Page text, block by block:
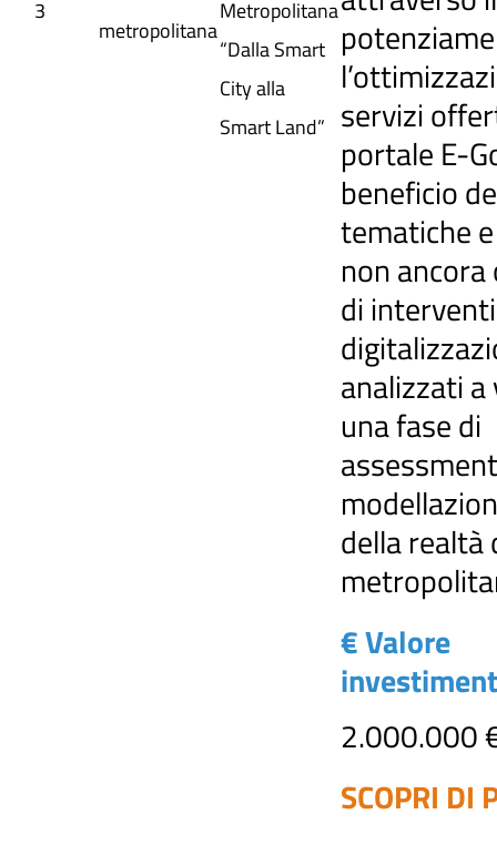
3
metropolitana
Metropolitana
“Dalla Smart
City alla
Smart Land” servizi
portale E-
beneficio
tematiche
non
di
analizzati a
una fase di
della realtà
€ Valore
2.000.000
SCOPRI DI